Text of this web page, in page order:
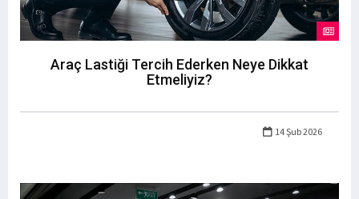
Araç Lastiği Tercih Ederken Neye Dikkat
Etmeliyiz?
14 Şub 2026